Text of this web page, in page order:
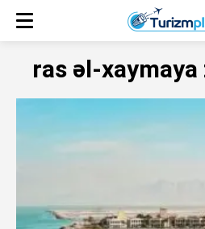
ras əl-